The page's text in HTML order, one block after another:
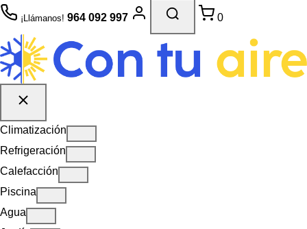
¡Llámanos! 964 092 997 0
Climatización
Refrigeración
Calefacción
Piscina
Agua